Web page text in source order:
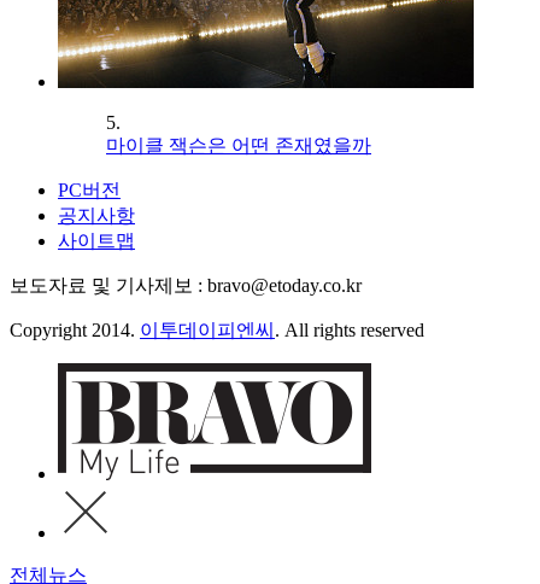
5.
마이클 잭슨은 어떤 존재였을까
PC버전
공지사항
사이트맵
보도자료 및 기사제보 : bravo@etoday.co.kr
Copyright 2014. 이투데이피엔씨 . All rights reserved
전체뉴스